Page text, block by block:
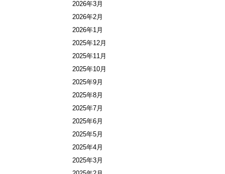
2026年3月
2026年2月
2026年1月
2025年12月
2025年11月
2025年10月
2025年9月
2025年8月
2025年7月
2025年6月
2025年5月
2025年4月
2025年3月